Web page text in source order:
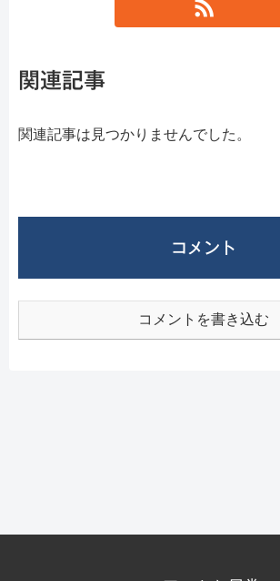
関連記事
関連記事は見つかりませんでした。
コメント
コメントを書き込む